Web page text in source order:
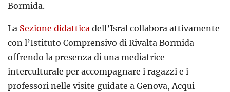
Bormida.
La Sezione didattica dell’Isral collabora attivamente
con l’Istituto Comprensivo di Rivalta Bormida
offrendo la presenza di una mediatrice
interculturale per accompagnare i ragazzi e i
professori nelle visite guidate a Genova, Acqui